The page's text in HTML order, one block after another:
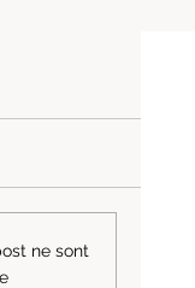
ne sont